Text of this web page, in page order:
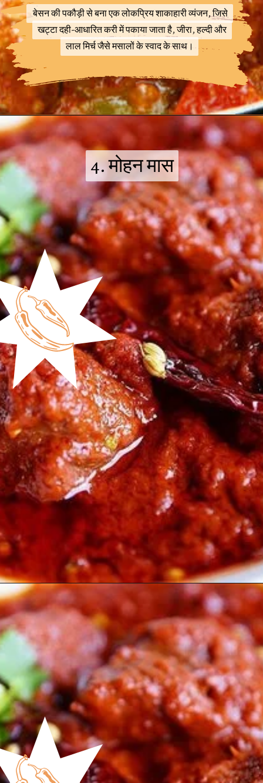
बेसन की पकौड़ी से बना एक लोकप्रिय शाकाहारी व्यंजन, जिसे
खट्टा दही-आधारित करी में पकाया जाता है, जीरा, हल्दी और
लाल मिर्च जैसे मसालों के स्वाद के साथ।
बेसन की पकौड़ी से बना एक लोकप्रिय शाकाहारी व्यंजन, जिसे
खट्टा दही-आधारित करी में पकाया जाता है, जीरा, हल्दी और
लाल मिर्च जैसे मसालों के स्वाद के साथ।
4. मोहन मास
4. मोहन मास